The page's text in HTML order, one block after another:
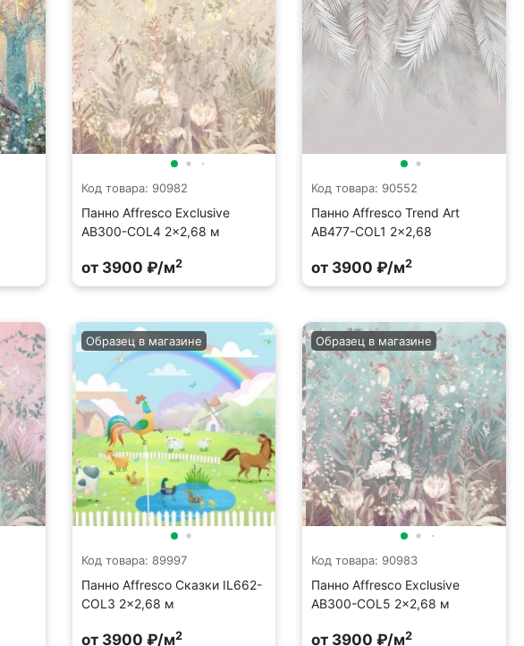
Код товара: 90982
Панно Affresco Exclusive
AB300-COL4 2x2,68 м
от 3900 ₽/м2
Код товара: 90552
Панно Affresco Trend Art
AB477-COL1 2×2,68
от 3900 ₽/м2
Код товара: 89997
Панно Affresco Сказки IL662-
COL3 2x2,68 м
Образец в магазине
от 3900 ₽/м2
Код товара: 90983
Панно Affresco Exclusive
AB300-COL5 2x2,68 м
Образец в магазине
от 3900 ₽/м2